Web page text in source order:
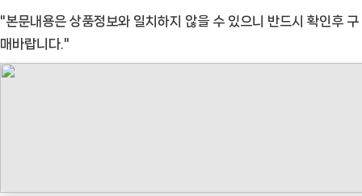
"본문내용은 상품정보와 일치하지 않을 수 있으니 반드시 확인후 구
매바랍니다."